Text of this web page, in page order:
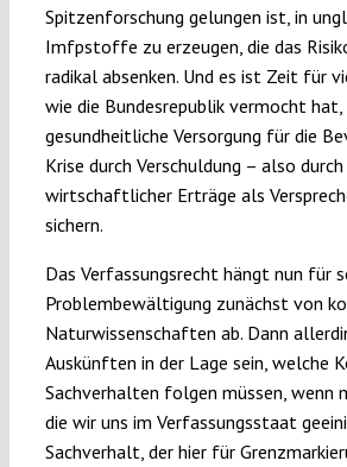
Spitzenforschung gelungen ist, in
Imfpstoffe zu erzeugen, die das
radikal absenken. Und es ist Zeit für
wie die Bundesrepublik vermocht
gesundheitliche Versorgung für die
Krise durch Verschuldung – also
wirtschaftlicher Erträge als
sichern.
Das Verfassungsrecht hängt nun für
Problembewältigung zunächst von
Naturwissenschaften ab. Dann
Auskünften in der Lage sein, welche
Sachverhalten folgen müssen, wenn
die wir uns im Verfassungsstaat
Sachverhalt, der hier für